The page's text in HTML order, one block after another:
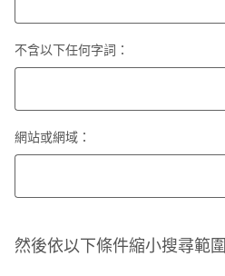
不含以下任何字詞：
網站或網域：
然後依以下條件縮小搜尋範圍